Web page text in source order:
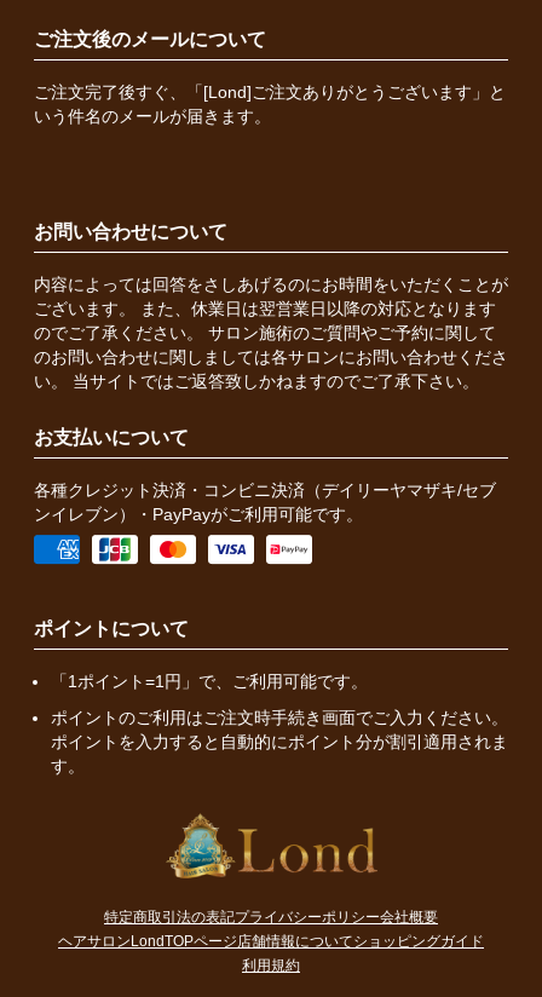
ご注文後のメールについて
ご注文完了後すぐ、「[Lond]ご注文ありがとうございます」と
いう件名のメールが届きます。
お問い合わせについて
内容によっては回答をさしあげるのにお時間をいただくことが
ございます。 また、休業日は翌営業日以降の対応となります
のでご了承ください。 サロン施術のご質問やご予約に関して
のお問い合わせに関しましては各サロンにお問い合わせくださ
い。 当サイトではご返答致しかねますのでご了承下さい。
お支払いについて
各種クレジット決済・コンビニ決済（デイリーヤマザキ/セブ
ンイレブン）・PayPayがご利用可能です。
ポイントについて
「1ポイント=1円」で、ご利用可能です。
ポイントのご利用はご注文時手続き画面でご入力ください。
ポイントを入力すると自動的にポイント分が割引適用されま
す。
特定商取引法の表記プライバシーポリシー会社概要
ヘアサロンLondTOPページ店舗情報についてショッピングガイド
利用規約